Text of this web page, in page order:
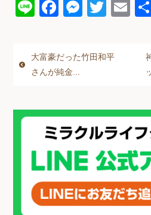
Li
F
e
o
k
M
e
er
T
er
E
大富豪だった竹田和平
さんが純金...